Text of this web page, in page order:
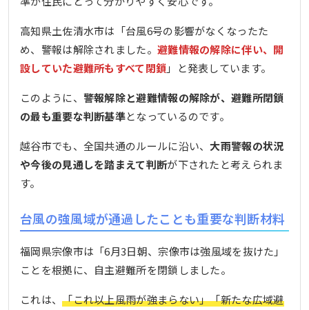
高知県土佐清水市は「台風6号の影響がなくなったた
め、警報は解除されました。 避難情報の解除に伴い、開
設していた避難所もすべて閉鎖」と発表しています。
このように、 警報解除と避難情報の解除が、避難所閉鎖
の最も重要な判断基準となっているのです。
越谷市でも、全国共通のルールに沿い、大雨警報の状況
や今後の見通しを踏まえて判断が下されたと考えられま
す。
台風の強風域が通過したことも重要な判断材料
福岡県宗像市は「6月3日朝、宗像市は強風域を抜けた」
ことを根拠に、自主避難所を閉鎖しました。
これは、「これ以上風雨が強まらない」「新たな広域避